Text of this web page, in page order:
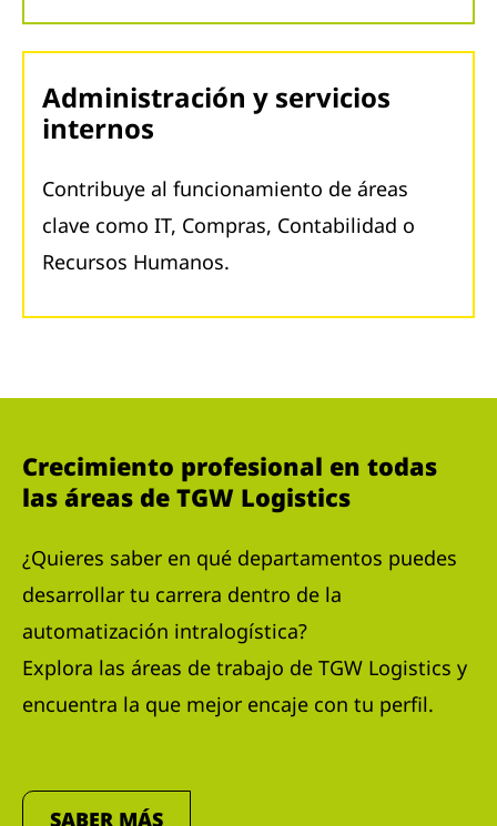
Administración y servicios
internos
Contribuye al funcionamiento de áreas
clave como IT, Compras, Contabilidad o
Recursos Humanos.
Crecimiento profesional en todas
las áreas de TGW Logistics
¿Quieres saber en qué departamentos puedes
desarrollar tu carrera dentro de la
automatización intralogística?
Explora las áreas de trabajo de TGW Logistics y
encuentra la que mejor encaje con tu perfil.
SABER MÁS